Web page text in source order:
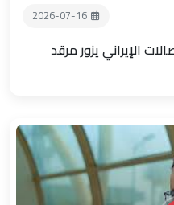
2026-07-16
الإيراني يزور مرقد